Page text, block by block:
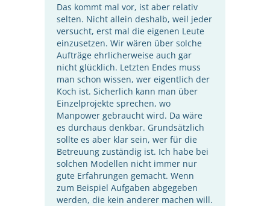
Das kommt mal vor, ist aber relativ
selten. Nicht allein deshalb, weil jeder
versucht, erst mal die eigenen Leute
einzusetzen. Wir wären über solche
Aufträge ehrlicherweise auch gar
nicht glücklich. Letzten Endes muss
man schon wissen, wer eigentlich der
Koch ist. Sicherlich kann man über
Einzelprojekte sprechen, wo
Manpower gebraucht wird. Da wäre
es durchaus denkbar. Grundsätzlich
sollte es aber klar sein, wer für die
Betreuung zuständig ist. Ich habe bei
solchen Modellen nicht immer nur
gute Erfahrungen gemacht. Wenn
zum Beispiel Aufgaben abgegeben
werden, die kein anderer machen will.